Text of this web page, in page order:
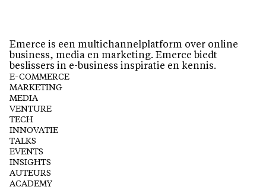
Emerce is een multichannelplatform over online
business, media en marketing. Emerce biedt
beslissers in e-business inspiratie en kennis.
E-COMMERCE
MARKETING
MEDIA
VENTURE
TECH
INNOVATIE
TALKS
EVENTS
INSIGHTS
AUTEURS
ACADEMY